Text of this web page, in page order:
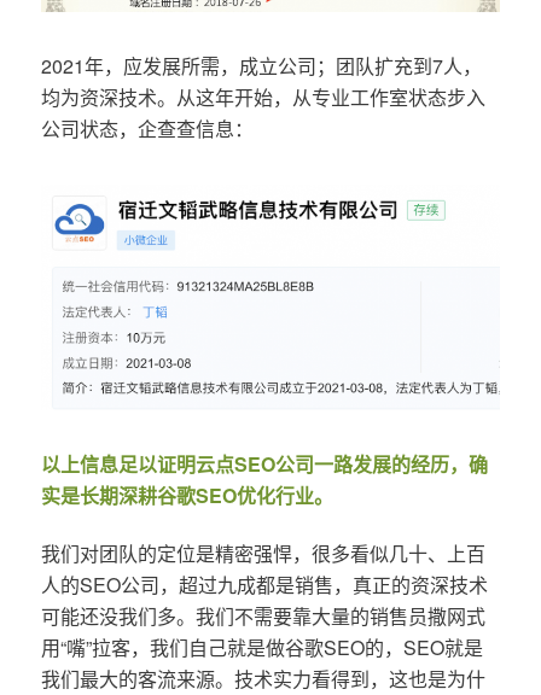
2021年，应发展所需，成立公司；团队扩充到7人，
均为资深技术。从这年开始，从专业工作室状态步入
公司状态，企查查信息：
以上信息足以证明云点SEO公司一路发展的经历，确
实是长期深耕谷歌SEO优化行业。
我们对团队的定位是精密强悍，很多看似几十、上百
人的SEO公司，超过九成都是销售，真正的资深技术
可能还没我们多。我们不需要靠大量的销售员撒网式
用“嘴”拉客，我们自己就是做谷歌SEO的，SEO就是
我们最大的客流来源。技术实力看得到，这也是为什